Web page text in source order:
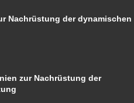
Nachrüstung der dynamischen
zur Nachrüstung der